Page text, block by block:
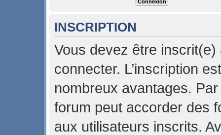
INSCRIPTION
Vous devez être
connecter. L’inscription
nombreux avantages.
forum peut accorder des
aux utilisateurs inscrits.